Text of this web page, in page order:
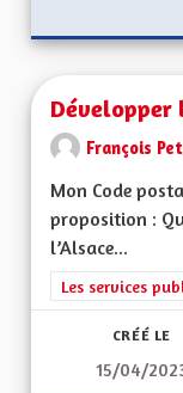
Développer
François
Mon Code
proposition :
l’Alsace...
Filtrer les
Les services
CRÉÉ LE
15/04/